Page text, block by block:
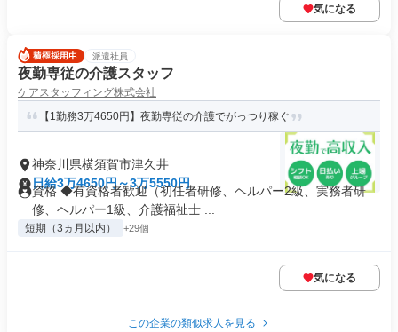
気になる
派遣社員
夜勤専従の介護スタッフ
ケアスタッフィング株式会社
【1勤務3万4650円】夜勤専従の介護でがっつり稼ぐ
神奈川県横須賀市津久井
日給3万4650円～3万5550円
資格 ◆有資格者歓迎（初任者研修、ヘルパー2級、実務者研
修、ヘルパー1級、介護福祉士 ...
短期（3ヵ月以内） +29個
気になる
この企業の類似求人を見る